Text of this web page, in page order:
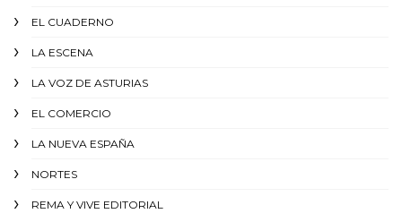
EL CUADERNO
LA ESCENA
LA VOZ DE ASTURIAS
EL COMERCIO
LA NUEVA ESPAÑA
NORTES
REMA Y VIVE EDITORIAL